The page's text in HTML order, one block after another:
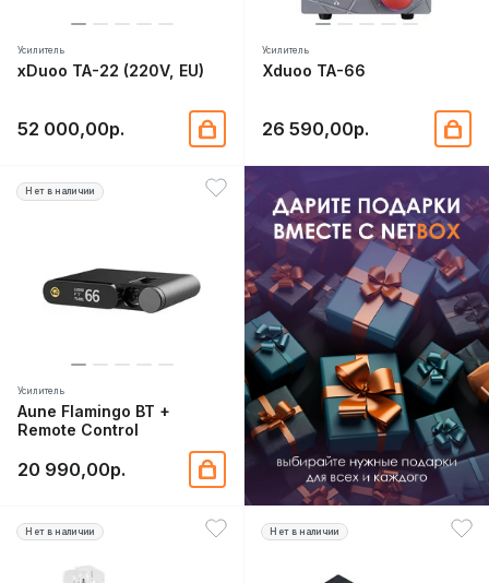
Усилитель
xDuoo TA-22 (220V, EU)
52 000,00р.
Усилитель
Xduoo TA-66
26 590,00р.
Нет в наличии
Усилитель
Aune Flamingo BT +
Remote Control
20 990,00р.
Нет в наличии Нет в наличии